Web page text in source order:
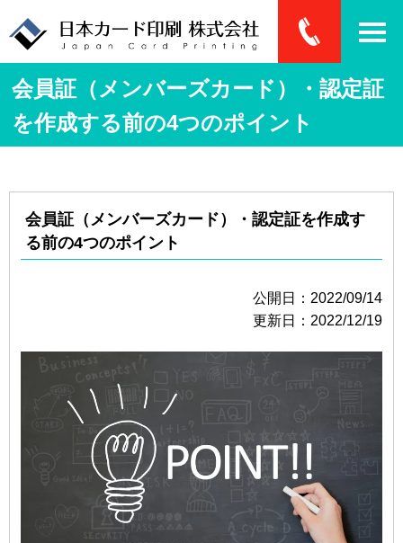
会員証（メンバーズカード）・認定証
を作成する前の4つのポイント
会員証（メンバーズカード）・認定証を作成す
る前の4つのポイント
公開日：2022/09/14
更新日：2022/12/19